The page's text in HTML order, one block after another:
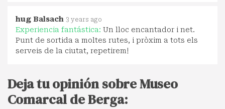
hug Balsach 3 years ago
Experiencia fantástica: Un lloc encantador i net.
Punt de sortida a moltes rutes, i pròxim a tots els
serveis de la ciutat, repetirem!
Deja tu opinión sobre Museo
Comarcal de Berga: